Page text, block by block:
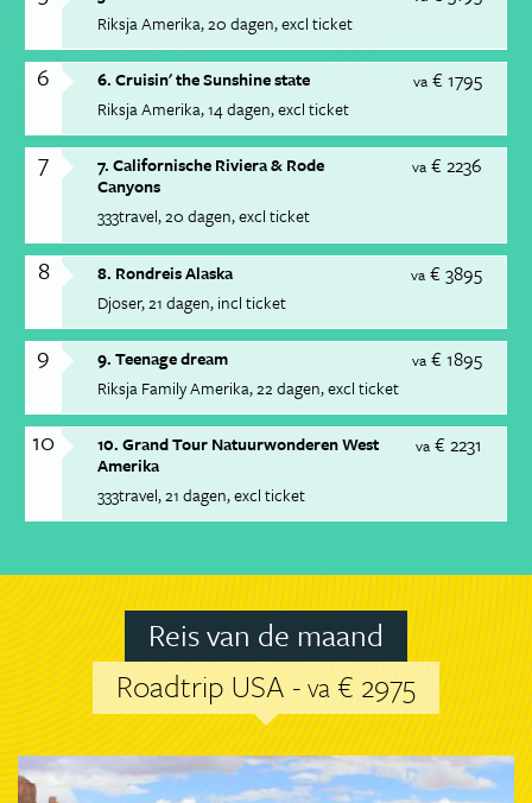
Riksja Amerika 20 dagen excl ticket
6 va € 1795
6. Cruisin' the Sunshine state
Riksja Amerika 14 dagen excl ticket
7 va € 2236
7. Californische Riviera & Rode
Canyons
333travel 20 dagen excl ticket
8 va € 3895
8. Rondreis Alaska
Djoser 21 dagen incl ticket
9 va € 1895
9. Teenage dream
Riksja Family Amerika 22 dagen excl ticket
10 va € 2231
10. Grand Tour Natuurwonderen West
Amerika
333travel 21 dagen excl ticket
Reis van de maand
Roadtrip USA -va € 2975